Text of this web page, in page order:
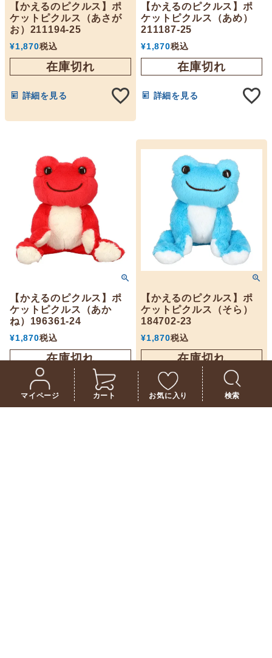
【かえるのピクルス】ポ
ケットピクルス（あさが
お）211194-25
¥1,870税込
在庫切れ
詳細を見る
【かえるのピクルス】ポ
ケットピクルス（あめ）
211187-25
¥1,870税込
在庫切れ
詳細を見る
【かえるのピクルス】ポ
ケットピクルス（あか
ね）196361-24
¥1,870税込
在庫切れ
詳細を見る
【かえるのピクルス】ポ
ケットピクルス（そら）
184702-23
¥1,870税込
在庫切れ
再入荷お知らせ
マイページ カート お気に入り 検索